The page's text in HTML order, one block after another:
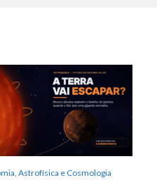
Astrofísica e Cosmologia